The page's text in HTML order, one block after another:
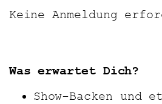
Keine Anmeldung
Was erwartet Dich?
Show-Backen und